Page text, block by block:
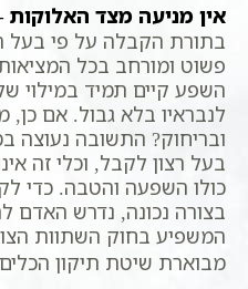
אין מניעה מצד
בתורת הקבלה על פי בעל
פשוט ומורחב בכל
השפע קיים תמיד במילוי
לנבראיו בלא גבול. אם
ובריחוק? התשובה נעוצה
בעל רצון לקבל, וכלי זה
כולו השפעה והטבה. כדי
בצורה נכונה, נדרש האדם
המשפיע בחוק השתוות
מבוארת שיטת תיקון